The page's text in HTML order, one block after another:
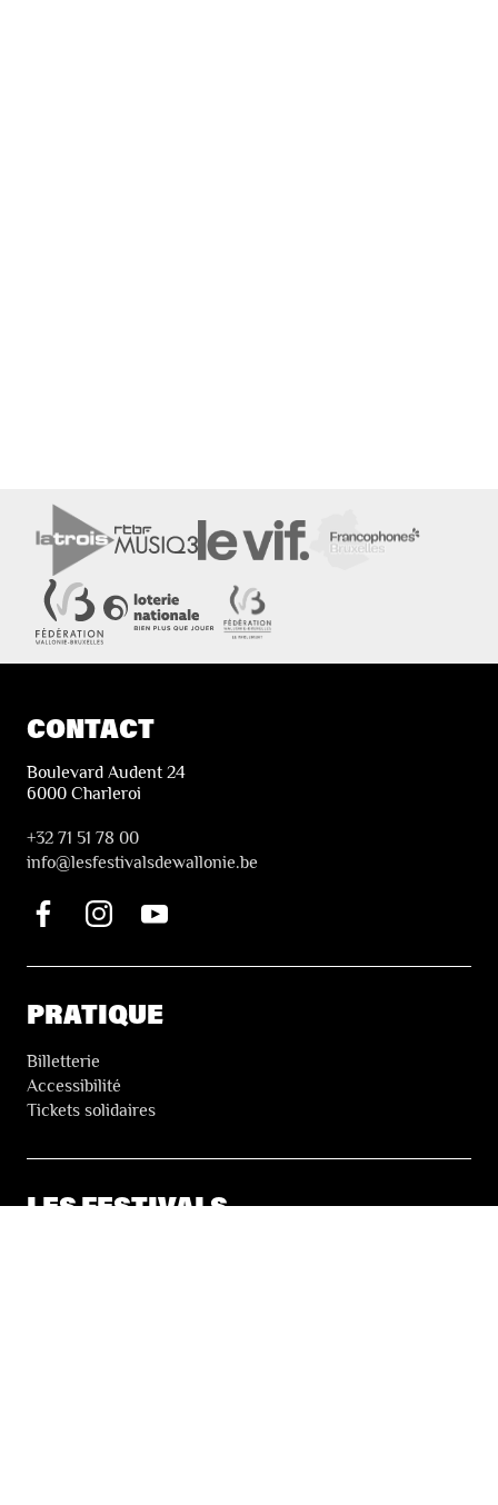
CONTACT
Boulevard Audent 24
6000 Charleroi
+32 71 51 78 00
info@lesfestivalsdewallonie.be
PRATIQUE
Billetterie
Accessibilité
Tickets solidaires
LES FESTIVALS